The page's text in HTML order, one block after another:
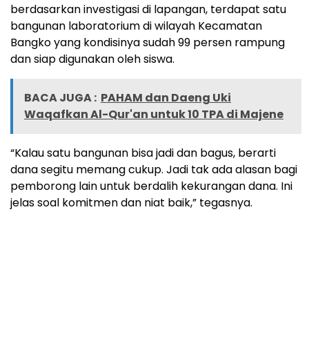
berdasarkan investigasi di lapangan, terdapat satu
bangunan laboratorium di wilayah Kecamatan
Bangko yang kondisinya sudah 99 persen rampung
dan siap digunakan oleh siswa.
BACA JUGA : PAHAM dan Daeng Uki
Waqafkan Al-Qur'an untuk 10 TPA di Majene
“Kalau satu bangunan bisa jadi dan bagus, berarti
dana segitu memang cukup. Jadi tak ada alasan bagi
pemborong lain untuk berdalih kekurangan dana. Ini
jelas soal komitmen dan niat baik,” tegasnya.